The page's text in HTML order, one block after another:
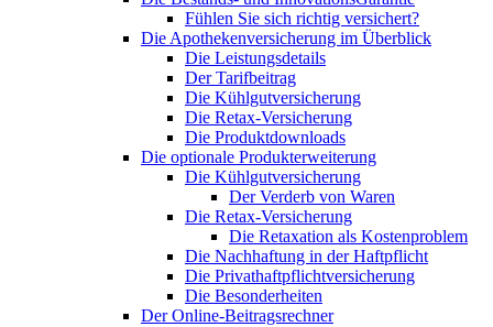
Fühlen Sie sich richtig versichert?
Die Apothekenversicherung im Überblick
Die Leistungsdetails
Der Tarifbeitrag
Die Kühlgutversicherung
Die Retax-Versicherung
Die Produktdownloads
Die optionale Produkterweiterung
Die Kühlgutversicherung
Der Verderb von Waren
Die Retax-Versicherung
Die Retaxation als Kostenproblem
Die Nachhaftung in der Haftpflicht
Die Privathaftpflichtversicherung
Die Besonderheiten
Der Online-Beitragsrechner